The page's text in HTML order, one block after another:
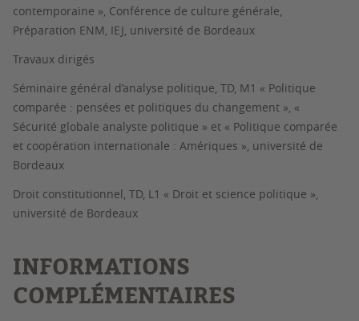
contemporaine », Conférence de culture générale,
Préparation ENM, IEJ, université de Bordeaux
Travaux dirigés
Séminaire général d’analyse politique, TD, M1 « Politique
comparée : pensées et politiques du changement », «
Sécurité globale analyste politique » et « Politique comparée
et coopération internationale : Amériques », université de
Bordeaux
Droit constitutionnel, TD, L1 « Droit et science politique »,
université de Bordeaux
INFORMATIONS
COMPLÉMENTAIRES